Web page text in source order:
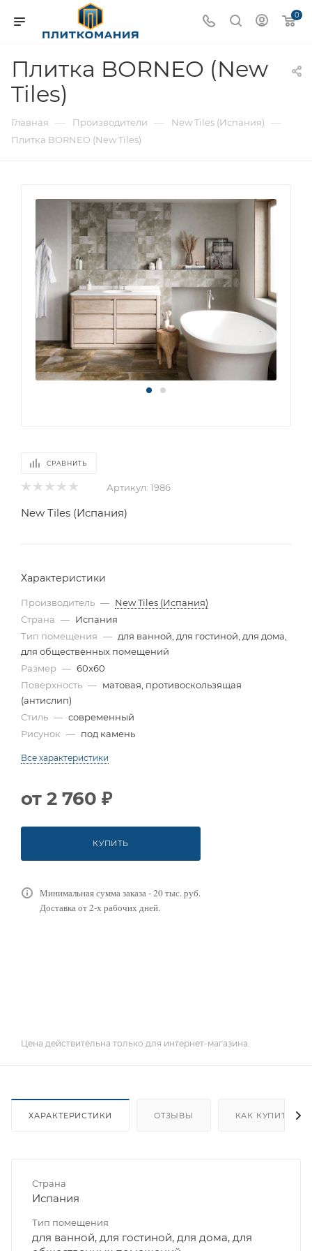
0
Плитка BORNEO (New
Tiles)
Главная — Производители — New Tiles (Испания) —
Плитка BORNEO (New Tiles)
СРАВНИТЬ
Артикул: 1986
New Tiles (Испания)
Характеристики
Производитель — New Tiles (Испания)
Страна — Испания
Тип помещения — для ванной, для гостиной, для дома,
для общественных помещений
Размер — 60x60
Поверхность — матовая, противоскользящая
(антислип)
Стиль — современный
Рисунок — под камень
Все характеристики
от 2 760 ₽
КУПИТЬ
Минимальная сумма заказа - 20 тыс. руб.
Доставка от 2-х рабочих дней.
Цена действительна только для интернет-магазина.
ХАРАКТЕРИСТИКИ ОТЗЫВЫ КАК КУПИТЬ
Страна
Испания
Тип помещения
для ванной, для гостиной, для дома, для